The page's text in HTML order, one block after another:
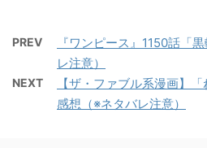
PREV
『ワンピース』1150話「
レ注意）
NEXT
【ザ・ファブル系漫画】
感想（※ネタバレ注意）